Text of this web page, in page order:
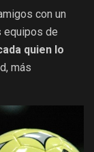
con un
equipos de
quien lo
más